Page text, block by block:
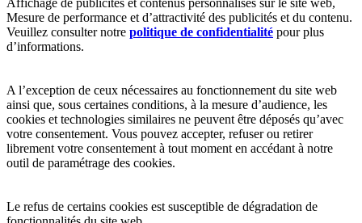
Affichage de publicités et contenus personnalisés sur le site web,
Mesure de performance et d’attractivité des publicités et du contenu.
Veuillez consulter notre politique de confidentialité pour plus
d’informations.
A l’exception de ceux nécessaires au fonctionnement du site web
ainsi que, sous certaines conditions, à la mesure d’audience, les
cookies et technologies similaires ne peuvent être déposés qu’avec
votre consentement. Vous pouvez accepter, refuser ou retirer
librement votre consentement à tout moment en accédant à notre
outil de paramétrage des cookies.
Le refus de certains cookies est susceptible de dégradation de